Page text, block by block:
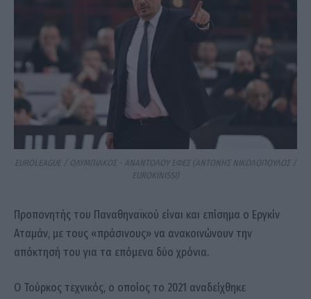
EUROLEAGUE / ΟΛΥΜΠΙΑΚΟΣ - ΑΝΑΝΤΟΛΟΥ ΕΦΕΣ (ΑΝΤΩΝΗΣ ΝΙΚΟΛΟΠΟΥΛΟΣ /
EUROKINISSI)
Προπονητής του Παναθηναϊκού είναι και επίσημα ο Εργκίν
Αταμάν, με τους «πράσινους» να ανακοινώνουν την
απόκτησή του για τα επόμενα δύο χρόνια.
Ο Τούρκος τεχνικός, ο οποίος το 2021 αναδείχθηκε